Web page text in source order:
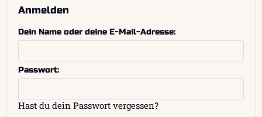
Anmelden
Dein Name oder deine E-Mail-Adresse
Passwort
Hast du dein Passwort vergessen?